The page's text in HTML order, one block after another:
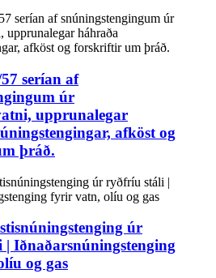
serían af
úr
upprunalegar
afköst og
þráð.
úr
Iðnaðarsnúningstenging
og gas